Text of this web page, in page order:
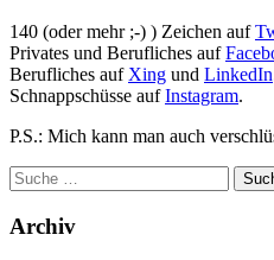
140 (oder mehr ;-) ) Zeichen auf
Privates und Berufliches auf
Berufliches auf Xing und LinkedIn
Schnappschüsse aufInstagram.
P.S.: Mich kann man auch
Archiv